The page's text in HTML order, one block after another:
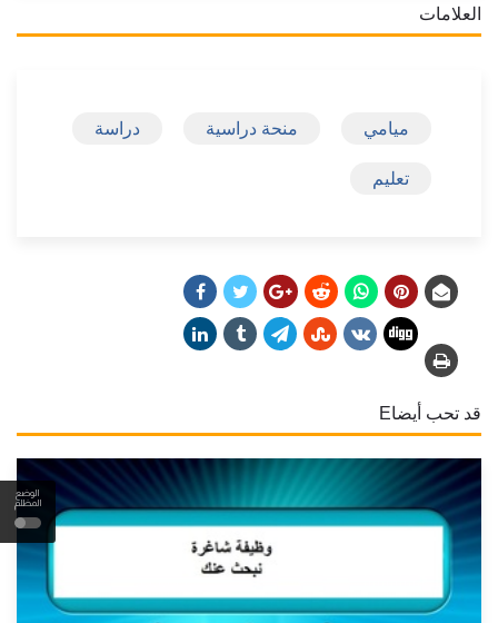
الوضع
المظلم
العلامات
ميامي منحة دراسية دراسة
تعليم
قد تحب أيضاE